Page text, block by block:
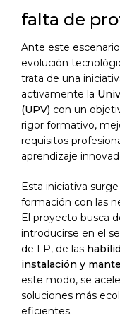
falta de
Ante este
evolución
trata de una
activamente la
(UPV) con un
rigor formativo,
requisitos
aprendizaje
Esta iniciativa
formación con las
El proyecto busca
introducirse en el
de FP, de las
instalación y
este modo, se
soluciones más
eficientes.